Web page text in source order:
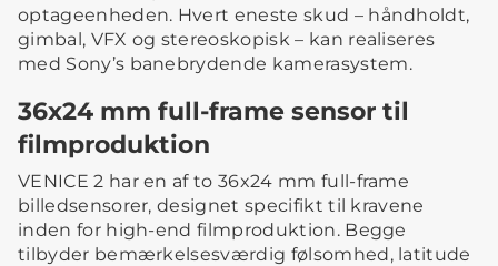
optageenheden. Hvert eneste skud – håndholdt,
gimbal, VFX og stereoskopisk – kan realiseres
med Sony’s banebrydende kamerasystem.
36x24 mm full-frame sensor til
filmproduktion
VENICE 2 har en af to 36x24 mm full-frame
billedsensorer, designet specifikt til kravene
inden for high-end filmproduktion. Begge
tilbyder bemærkelsesværdig følsomhed, latitude